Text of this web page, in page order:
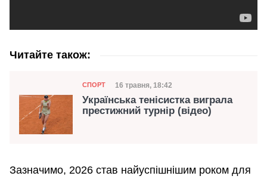
Читайте також:
Категорія
СПОРТ Дата публікації
16 травня, 18:42
Українська тенісистка виграла
престижний турнір (відео)
Зазначимо, 2026 став найуспішнішим роком для